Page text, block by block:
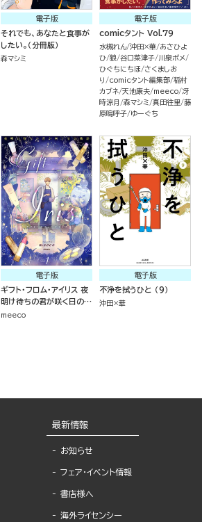
電子版
それでも、あなたと食事が
したい。（分冊版）
森マシミ
電子版
comicタント Vol.79
水槻れん 沖田×華 あさひよ
ひ 狼 谷口菜津子 川泉ポメ
ひぐちにちほ さくましお
り
comicタント編集部 稲村
カブネ 天池康夫 meeco 冴
時涼月
森マシミ 真田往里 藤
原嗚呼子 ゆーぐち
電子版
ギフト・フロム・アイリス 夜
明け待ちの君が咲く日の物
語 （1）
meeco
電子版
不浄を拭うひと （9）
沖田×華
最新情報
お知らせ
フェア・イベント情報
書店様へ
海外ライセンシー